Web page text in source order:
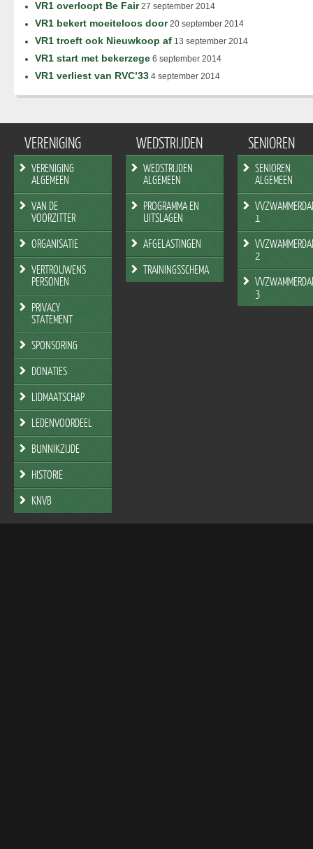
VR1 overloopt Be Fair27 september 2014
VR1 bekert moeiteloos door20 september 2014
VR1 troeft ook Nieuwkoop af 13 september 2014
VR1 start met bekerzege 6 september 2014
VR1 verliest van RVC’33 4 september 2014
VERENIGING
VERENIGING
ALGEMEEN
VAN DE
VOORZITTER
ORGANISATIE
VERTROUWENS
PERSONEN
PRIVACY
STATEMENT
SPONSORING
DONATIES
LIDMAATSCHAP
LEDENVOORDEEL
BUNNIKZIJDE
HISTORIE
KNVB
WEDSTRIJDEN
WEDSTRIJDEN
ALGEMEEN
PROGRAMMA EN
UITSLAGEN
AFGELASTINGEN
TRAININGSSCHEMA
SENIOREN
SENIOREN
ALGEMEEN
1
2
3